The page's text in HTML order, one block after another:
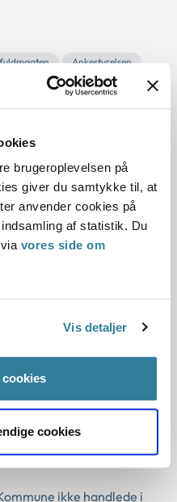
brugeroplevelsen på
giver du samtykke til, at
anvender cookies på
af statistik. Du
vores side om
Vis detaljer
cookies
Ankestyrelsen
Markedspris
Spisekammeret i det
samlet vurdering måtte
vurderede tilsynet,
en tilsynssag.
af ikke-
botilbud efter barnets
i overensstemmelse med
ikke handlede i